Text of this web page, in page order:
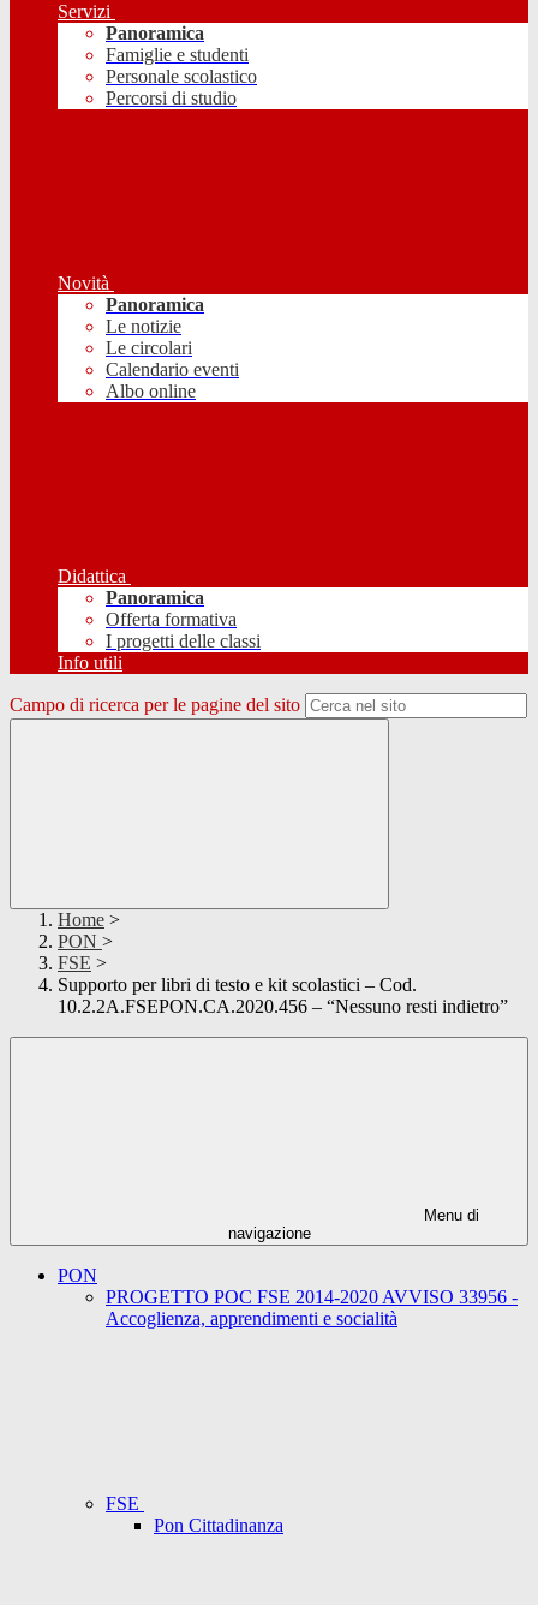
Servizi
Panoramica
Famiglie e studenti
Personale scolastico
Percorsi di studio
Novità
Panoramica
Le notizie
Le circolari
Calendario eventi
Albo online
Didattica
Panoramica
Offerta formativa
I progetti delle classi
Info utili
Campo di ricerca per le pagine del sito
Home >
PON >
FSE >
Supporto per libri di testo e kit scolastici – Cod.
10.2.2A.FSEPON.CA.2020.456 – “Nessuno resti indietro”
Menu di
navigazione
PON
PROGETTO POC FSE 2014-2020 AVVISO 33956 -
Accoglienza, apprendimenti e socialità
FSE
Pon Cittadinanza